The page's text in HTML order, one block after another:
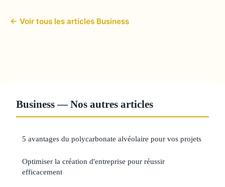
← Voir tous les articles Business
Business — Nos autres articles
5 avantages du polycarbonate alvéolaire pour vos projets
Optimiser la création d'entreprise pour réussir
efficacement